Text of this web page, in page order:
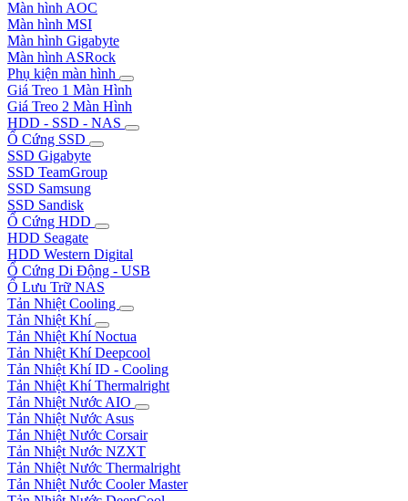
Màn hình AOC
Màn hình MSI
Màn hình Gigabyte
Màn hình ASRock
Phụ kiện màn hình
Giá Treo 1 Màn Hình
Giá Treo 2 Màn Hình
HDD - SSD - NAS
Ổ Cứng SSD
SSD Gigabyte
SSD TeamGroup
SSD Samsung
SSD Sandisk
Ổ Cứng HDD
HDD Seagate
HDD Western Digital
Ổ Cứng Di Động - USB
Ổ Lưu Trữ NAS
Tản Nhiệt Cooling
Tản Nhiệt Khí
Tản Nhiệt Khí Noctua
Tản Nhiệt Khí Deepcool
Tản Nhiệt Khí ID - Cooling
Tản Nhiệt Khí Thermalright
Tản Nhiệt Nước AIO
Tản Nhiệt Nước Asus
Tản Nhiệt Nước Corsair
Tản Nhiệt Nước NZXT
Tản Nhiệt Nước Thermalright
Tản Nhiệt Nước Cooler Master